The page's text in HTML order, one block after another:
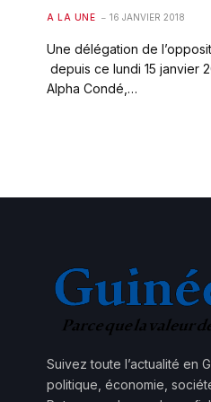
A LA UNE 16 JANVIER 2018
Une délégation de
depuis ce lundi 15 janvier
Alpha Condé,…
Suivez toute l’actualité en
politique, économie,